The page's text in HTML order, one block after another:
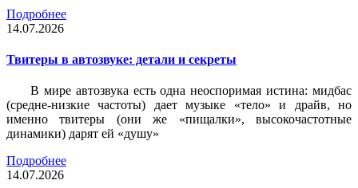
Подробнее
14.07.2026
Твитеры в автозвуке: детали и секреты
В мире автозвука есть одна неоспоримая истина: мидбас
(средне-низкие частоты) дает музыке «тело» и драйв, но
именно твитеры (они же «пищалки», высокочастотные
динамики) дарят ей «душу»
Подробнее
14.07.2026